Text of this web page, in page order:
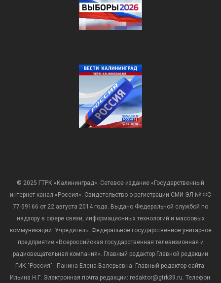
© 2025 ГТРК «Калининград». Сетевое издание «Государственный
интернет-канал «Россия». Свидетельство о регистрации СМИ ЭЛ № ФС
77-59166 от 22 августа 2014 года. Выдано Федеральной службой по
надзору в сфере связи, информационных технологий и массовых
коммуникаций. Учредитель: Федеральное государственное унитарное
предприятие «Всероссийская государственная телевизионная и
радиовещательная компания». Главный редактор Главной редакции
ГИК "Россия" - Панина Елена Валерьевна. Главный редактор сайта:
Ильина Н.Г. Электронная почта редакции: redaktor@gtrk39.ru. Телефон: